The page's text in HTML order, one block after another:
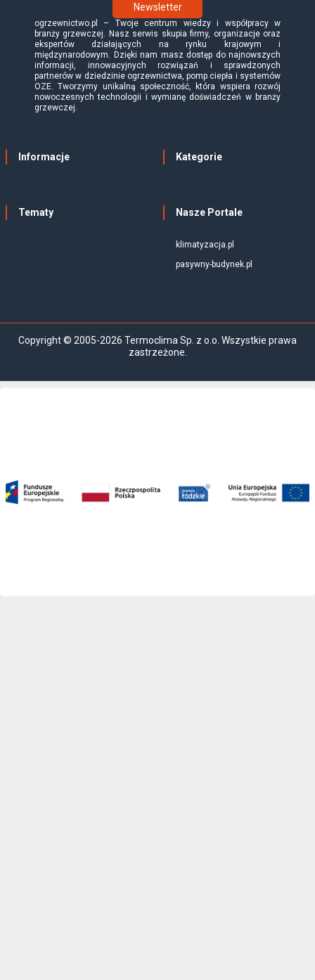
Newsletter
ogrzewnictwo.pl – Twoje centrum wiedzy i współpracy w
branży grzewczej. Nasz serwis skupia firmy, organizacje oraz
ekspertów działających na rynku krajowym i
międzynarodowym. Dzięki nam masz dostęp do najnowszych
informacji, innowacyjnych rozwiązań i sprawdzonych
partnerów w dziedzinie ogrzewnictwa, pomp ciepła i systemów
OZE. Tworzymy unikalną społeczność, która wspiera rozwój
nowoczesnych technologii i wymianę doświadczeń w branży
grzewczej.
Informacje Kategorie
Tematy Nasze Portale
klimatyzacja.pl
pasywny-budynek.pl
Copyright © 2005-2026 Termoclima Sp. z o.o. Wszystkie prawa
zastrzeżone.